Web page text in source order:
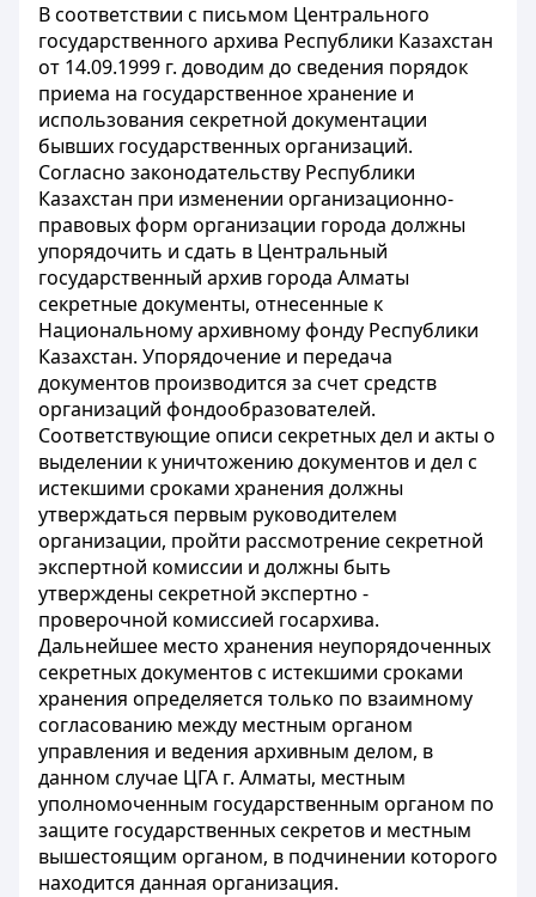
В соответствии с письмом Центрального
государственного архива Республики Казахстан
от 14.09.1999 г. доводим до сведения порядок
приема на государственное хранение и
использования секретной документации
бывших государственных организаций.
Согласно законодательству Республики
Казахстан при изменении организационно-
правовых форм организации города должны
упорядочить и сдать в Центральный
государственный архив города Алматы
секретные документы, отнесенные к
Национальному архивному фонду Республики
Казахстан. Упорядочение и передача
документов производится за счет средств
организаций фондообразователей.
Соответствующие описи секретных дел и акты о
выделении к уничтожению документов и дел с
истекшими сроками хранения должны
утверждаться первым руководителем
организации, пройти рассмотрение секретной
экспертной комиссии и должны быть
утверждены секретной экспертно -
проверочной комиссией госархива.
Дальнейшее место хранения неупорядоченных
секретных документов с истекшими сроками
хранения определяется только по взаимному
согласованию между местным органом
управления и ведения архивным делом, в
данном случае ЦГА г. Алматы, местным
уполномоченным государственным органом по
защите государственных секретов и местным
вышестоящим органом, в подчинении которого
находится данная организация.